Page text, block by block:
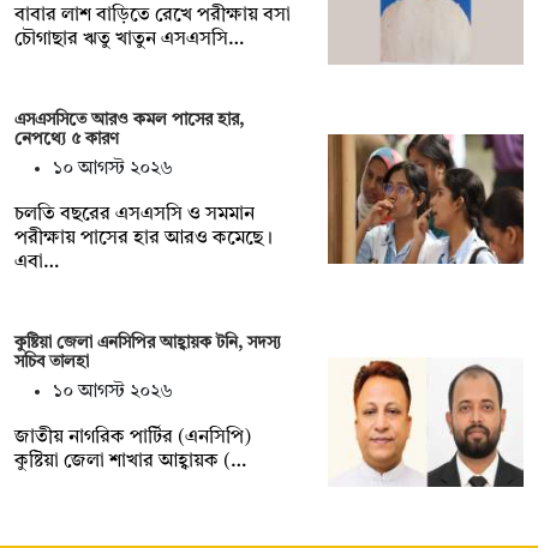
বাবার লাশ বাড়িতে রেখে পরীক্ষায় বসা
চৌগাছার ঋতু খাতুন এসএসসি…
এসএসসিতে আরও কমল পাসের হার,
নেপথ্যে ৫ কারণ
১০ আগস্ট ২০২৬
চলতি বছরের এসএসসি ও সমমান
পরীক্ষায় পাসের হার আরও কমেছে।
এবা…
কুষ্টিয়া জেলা এনসিপির আহ্বায়ক টনি, সদস্য
সচিব তালহা
১০ আগস্ট ২০২৬
জাতীয় নাগরিক পার্টির (এনসিপি)
কুষ্টিয়া জেলা শাখার আহ্বায়ক (…